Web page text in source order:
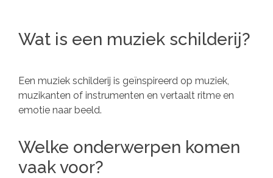
Wat is een muziek schilderij?
Een muziek schilderij is geïnspireerd op muziek,
muzikanten of instrumenten en vertaalt ritme en
emotie naar beeld.
Welke onderwerpen komen
vaak voor?